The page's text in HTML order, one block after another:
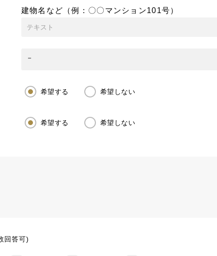
建物名など（例：〇〇マンション101号）
希望する 希望しない
希望する 希望しない
回答可)